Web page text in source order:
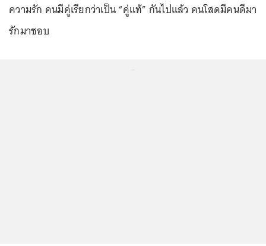
ความรัก คนมีคู่เรียกว่าเป็น “คู่แท้” กันไปแล้ว คนโสดมีคนดีมา
รักมาชอบ